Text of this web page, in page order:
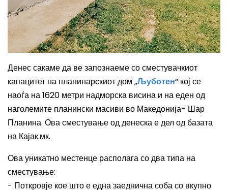
Денес сакаме да ве запознаеме со сместувачкиот
капацитет на планинарскиот дом „Љуботен“ кој се
наоѓа на 1620 метри надморска висина и на еден од
наголемите планински масиви во Македонија- Шар
Планина. Ова сместување од денеска е дел од базата
на Кајак.мк.
Ова уникатно местенце располага со два типа на
сместување:
- Поткровје кое што е една заеднична соба со вкупно